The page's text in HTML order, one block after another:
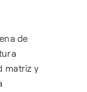
de
matriz y